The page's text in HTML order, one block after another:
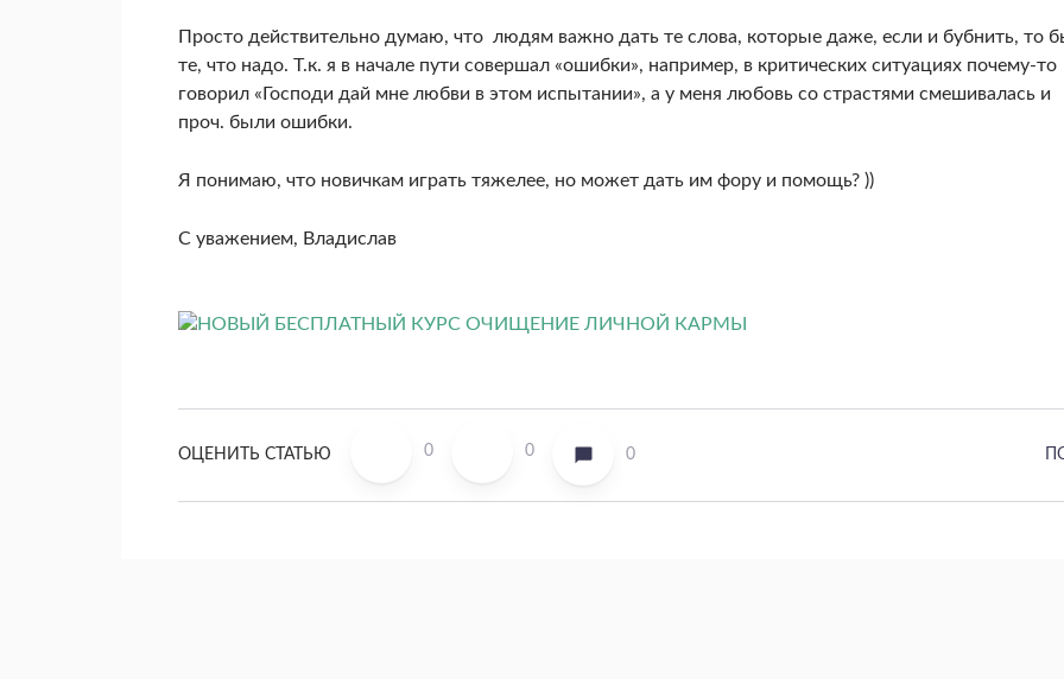
Просто действительно думаю, что людям важно дать те слова, которые даже, если и бубнить, то
те, что надо. Т.к. я в начале пути совершал «ошибки», например, в критических ситуациях почему-то
говорил «Господи дай мне любви в этом испытании», а у меня любовь со страстями смешивалась и
проч. были ошибки.
Я понимаю, что новичкам играть тяжелее, но может дать им фору и помощь? ))
С уважением, Владислав
ОЦЕНИТЬ СТАТЬЮ 0 0 0